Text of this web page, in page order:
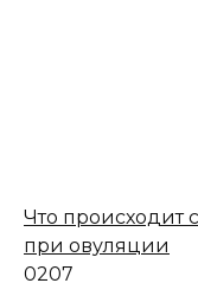
Что происходит
при овуляции
0207